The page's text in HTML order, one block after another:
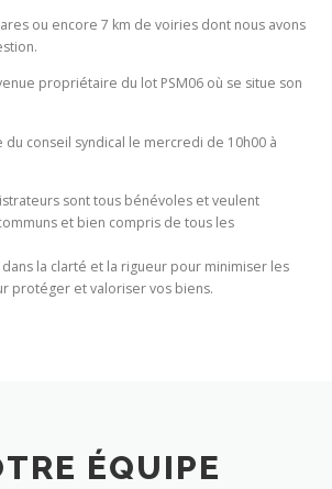
ou encore 7 km de voiries dont nous avons
propriétaire du lot PSM06 où se situe son
du conseil syndical le mercredi de 10h00 à
sont tous bénévoles et veulent
et bien compris de tous les
la clarté et la rigueur pour minimiser les
protéger et valoriser vos biens.
ÉQUIPE